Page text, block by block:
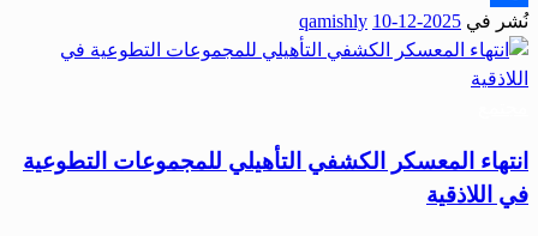
Share
نُشر في 2025-12-10
qamishly
انتهاء المعسكر الكشفي التأهيلي للمجموعات التطوعية
في اللاذقية